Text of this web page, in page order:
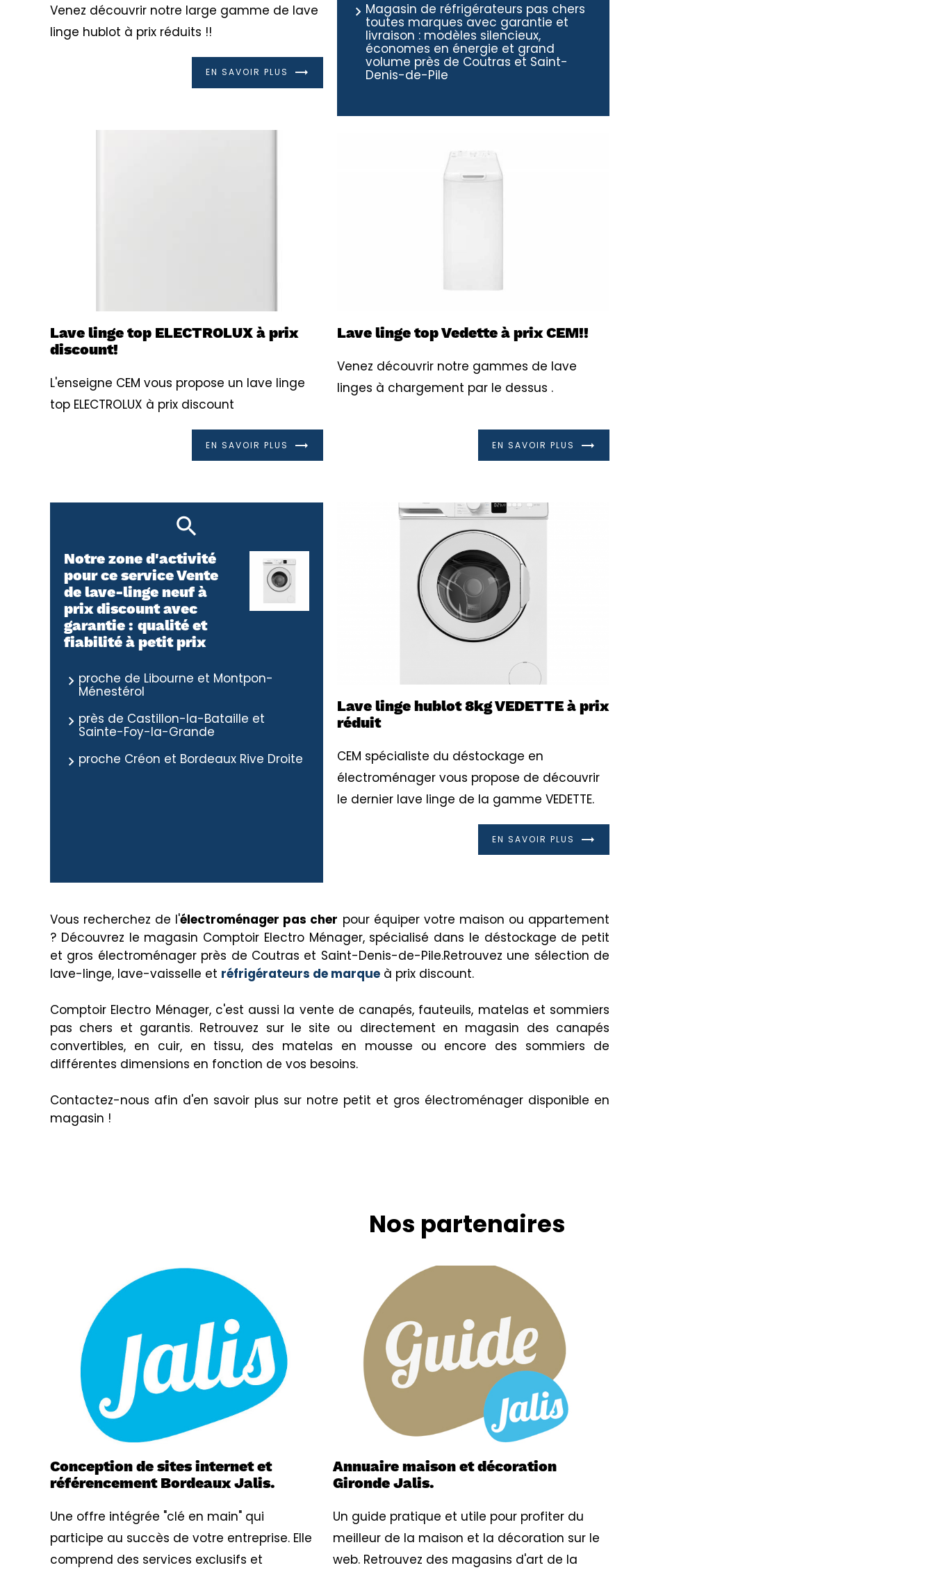
Venez découvrir notre large gamme de lave
linge hublot à prix réduits !!
EN SAVOIR PLUS
Magasin de réfrigérateurs pas chers
toutes marques avec garantie et
livraison : modèles silencieux,
économes en énergie et grand
volume près de Coutras et Saint-
Denis-de-Pile
Lave linge top ELECTROLUX à prix
discount!
L'enseigne CEM vous propose un lave linge
top ELECTROLUX à prix discount
EN SAVOIR PLUS
Lave linge top Vedette à prix CEM!!
Venez découvrir notre gammes de lave
linges à chargement par le dessus .
EN SAVOIR PLUS
Notre zone d'activité
pour ce service Vente
de lave-linge neuf à
prix discount avec
garantie : qualité et
fiabilité à petit prix
proche de Libourne et Montpon-
Ménestérol
près de Castillon-la-Bataille et
Sainte-Foy-la-Grande
proche Créon et Bordeaux Rive Droite
Lave linge hublot 8kg VEDETTE à prix
réduit
CEM spécialiste du déstockage en
électroménager vous propose de découvrir
le dernier lave linge de la gamme VEDETTE.
EN SAVOIR PLUS
Vous recherchez de l'électroménager pas cher pour équiper votre maison ou appartement
? Découvrez le magasin Comptoir Electro Ménager, spécialisé dans le déstockage de petit
et gros électroménager près de Coutras et Saint-Denis-de-Pile.Retrouvez une sélection de
lave-linge, lave-vaisselle et réfrigérateurs de marque à prix discount.
Comptoir Electro Ménager, c'est aussi la vente de canapés, fauteuils, matelas et sommiers
pas chers et garantis. Retrouvez sur le site ou directement en magasin des canapés
convertibles, en cuir, en tissu, des matelas en mousse ou encore des sommiers de
différentes dimensions en fonction de vos besoins.
Contactez-nous afin d'en savoir plus sur notre petit et gros électroménager disponible en
magasin !
Nos partenaires
Conception de sites internet et
référencement Bordeaux Jalis.
Une offre intégrée "clé en main" qui
participe au succès de votre entreprise. Elle
comprend des services exclusifs et
Annuaire maison et décoration
Gironde Jalis.
Un guide pratique et utile pour profiter du
meilleur de la maison et la décoration sur le
web. Retrouvez des magasins d'art de la